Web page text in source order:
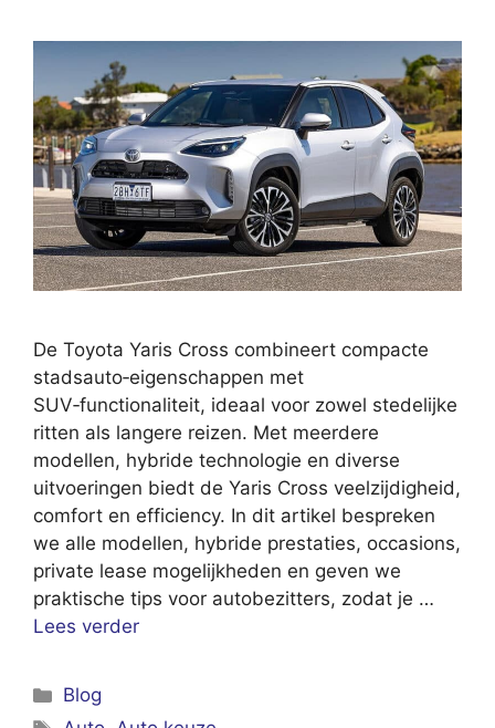
De Toyota Yaris Cross combineert compacte
stadsauto‑eigenschappen met
SUV‑functionaliteit, ideaal voor zowel stedelijke
ritten als langere reizen. Met meerdere
modellen, hybride technologie en diverse
uitvoeringen biedt de Yaris Cross veelzijdigheid,
comfort en efficiency. In dit artikel bespreken
we alle modellen, hybride prestaties, occasions,
private lease mogelijkheden en geven we
praktische tips voor autobezitters, zodat je …
Lees verder
Categorieën
Blog